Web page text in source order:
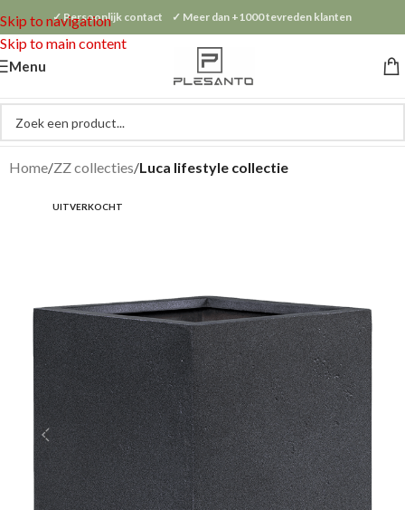
Skip to navigation
Skip to main content
✓ Persoonlijk contact ✓ Meer dan +1000 tevreden klanten
Menu
Home ZZ collecties Luca lifestyle collectie
UITVERKOCHT